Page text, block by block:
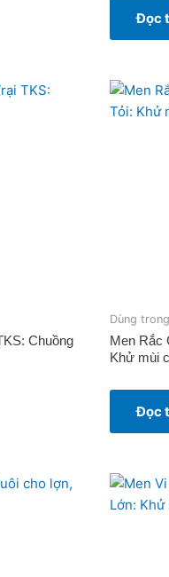
Đọc
Chuồng
Dùng
Men Rắc
Khử mùi
Đọc